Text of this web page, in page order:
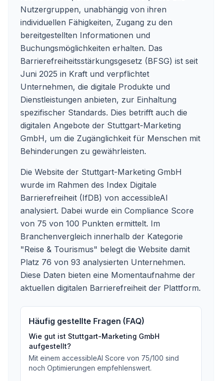
Nutzergruppen, unabhängig von ihren
individuellen Fähigkeiten, Zugang zu den
bereitgestellten Informationen und
Buchungsmöglichkeiten erhalten. Das
Barrierefreiheitsstärkungsgesetz (BFSG) ist seit
Juni 2025 in Kraft und verpflichtet
Unternehmen, die digitale Produkte und
Dienstleistungen anbieten, zur Einhaltung
spezifischer Standards. Dies betrifft auch die
digitalen Angebote der Stuttgart-Marketing
GmbH, um die Zugänglichkeit für Menschen mit
Behinderungen zu gewährleisten.
Die Website der Stuttgart-Marketing GmbH
wurde im Rahmen des Index Digitale
Barrierefreiheit (IfDB) von accessibleAI
analysiert. Dabei wurde ein Compliance Score
von 75 von 100 Punkten ermittelt. Im
Branchenvergleich innerhalb der Kategorie
"Reise & Tourismus" belegt die Website damit
Platz 76 von 93 analysierten Unternehmen.
Diese Daten bieten eine Momentaufnahme der
aktuellen digitalen Barrierefreiheit der Plattform.
Häufig gestellte Fragen (FAQ)
Wie gut ist Stuttgart-Marketing GmbH
aufgestellt?
Mit einem accessibleAI Score von 75/100 sind
noch Optimierungen empfehlenswert.